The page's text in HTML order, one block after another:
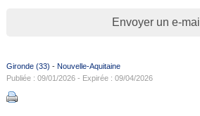
Envoyer un e-mail
Gironde (33) - Nouvelle-Aquitaine
Publiée : 09/01/2026 - Expirée : 09/04/2026